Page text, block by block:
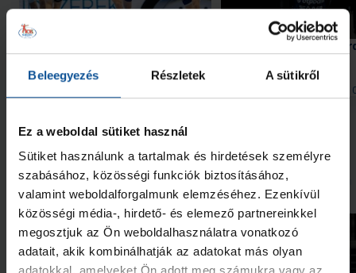
Beleegyezés Részletek A sütikről
Ez a weboldal sütiket használ
Sütiket használunk a tartalmak és hirdetések személyre
szabásához, közösségi funkciók biztosításához,
valamint weboldalforgalmunk elemzéséhez. Ezenkívül
közösségi média-, hirdető- és elemező partnereinkkel
megosztjuk az Ön weboldalhasználatra vonatkozó
adatait, akik kombinálhatják az adatokat más olyan
Megnézem az összeset
2026. aug.
Hello, Mórahalom!
További friss hírek